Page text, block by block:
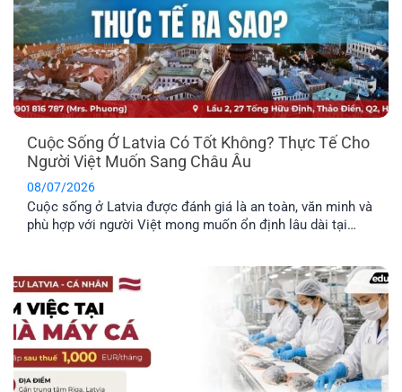
Cuộc Sống Ở Latvia Có Tốt Không? Thực Tế Cho
Người Việt Muốn Sang Châu Âu
08/07/2026
Cuộc sống ở Latvia được đánh giá là an toàn, văn minh và
phù hợp với người Việt mong muốn ổn định lâu dài tại
về môi trường sống, văn hóa và phúc lợi dành riêng cho
công dân.